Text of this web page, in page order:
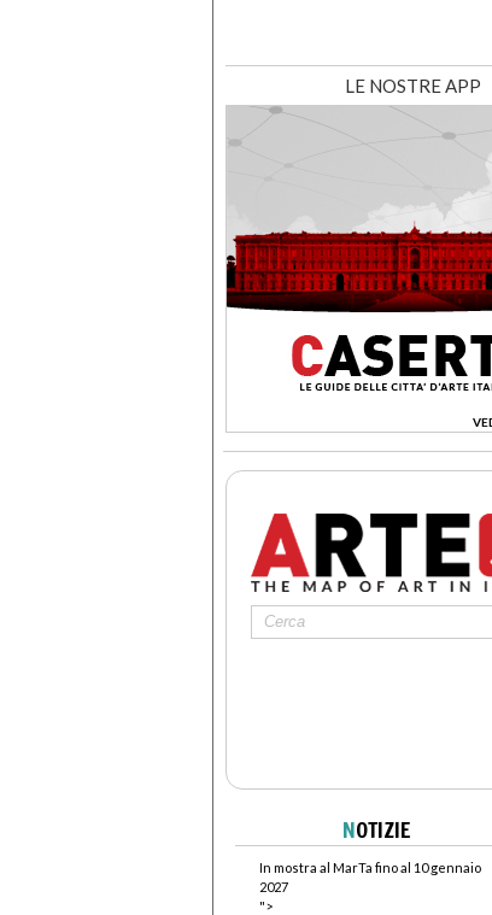
LE NOSTRE APP
>
NOTIZIE
In mostra al MarTa fino al 10 gennaio
2027
">